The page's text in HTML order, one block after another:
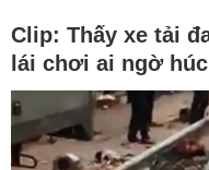
Clip: Thấy xe tải
lái chơi ai ngờ